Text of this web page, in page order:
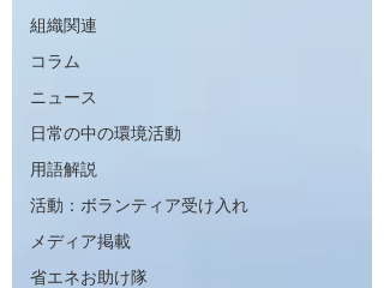
組織関連
コラム
ニュース
日常の中の環境活動
用語解説
活動：ボランティア受け入れ
メディア掲載
省エネお助け隊